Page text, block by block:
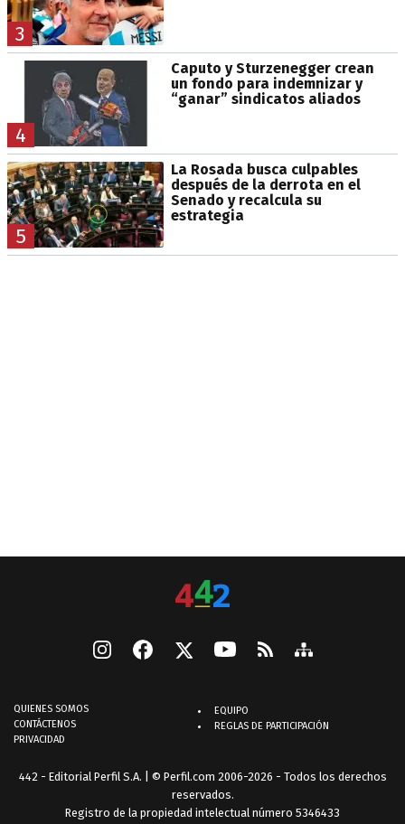
3
4
Caputo y Sturzenegger crean
un fondo para indemnizar y
“ganar” sindicatos aliados
5
La Rosada busca culpables
después de la derrota en el
Senado y recalcula su
estrategia
QUIENES SOMOS
CONTÁCTENOS
PRIVACIDAD
EQUIPO
REGLAS DE PARTICIPACIÓN
442 - Editorial Perfil S.A. | © Perfil.com 2006-2026 - Todos los derechos
reservados.
Registro de la propiedad intelectual número 5346433